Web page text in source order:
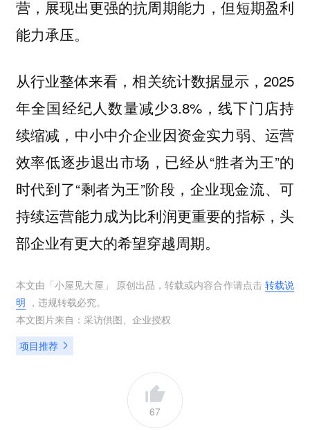
营，展现出更强的抗周期能力，但短期盈利
能力承压。
从行业整体来看，相关统计数据显示，2025
年全国经纪人数量减少3.8%，线下门店持
续缩减，中小中介企业因资金实力弱、运营
效率低逐步退出市场，已经从“胜者为王”的
时代到了“剩者为王”阶段，企业现金流、可
持续运营能力成为比利润更重要的指标，头
部企业有更大的希望穿越周期。
本文由「小屋见大屋 」 原创出品，转载或内容合作请点击 转载说
明 ，违规转载必究。
本文图片来自： 采访供图、 企业授权
项目推荐
67